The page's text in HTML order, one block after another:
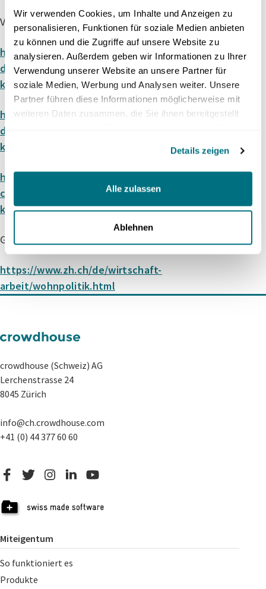
Wir verwenden Cookies, um Inhalte und Anzeigen zu
personalisieren, Funktionen für soziale Medien anbieten
zu können und die Zugriffe auf unsere Website zu
analysieren. Außerdem geben wir Informationen zu Ihrer
Verwendung unserer Website an unsere Partner für
soziale Medien, Werbung und Analysen weiter. Unsere
Partner führen diese Informationen möglicherweise mit
weiteren Daten zusammen, die Sie ihnen bereitgestellt
Details zeigen
Alle zulassen
Ablehnen
Verschärfung Lex Koller
https://www.srf.ch/news/schweiz/verschaerfung-
der-lex-koller-schaerfere-massnahmen-loesen-
keine-probleme-auf-dem-wohnungsmarkt
https://www.nzz.ch/wirtschaft/wohnungsnot-in-
der-schweiz-warum-die-verschaerfung-der-lex-
koller-nicht-hilft-ld.1933961
https://www.cash.ch/news/top-news/raiffeisen-
chefokonom-kritisiert-verscharfung-der-lex-
koller-928735
Gegenvorschläge Wohnschutzinitiative
https://www.zh.ch/de/wirtschaft-
arbeit/wohnpolitik.html
crowdhouse (Schweiz) AG
Lerchenstrasse 24
8045 Zürich
info@ch.crowdhouse.com
+41 (0) 44 377 60 60
Miteigentum
So funktioniert es
Produkte